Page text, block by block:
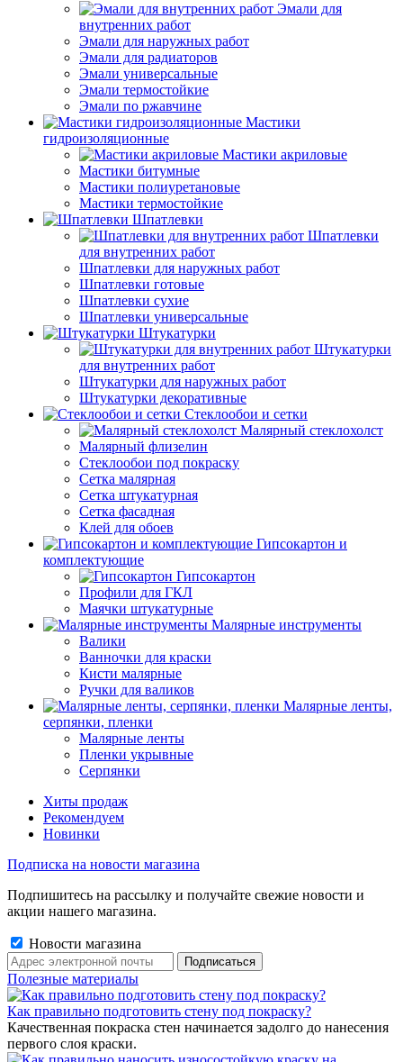
Эмали для
внутренних работ
Эмали для наружных работ
Эмали для радиаторов
Эмали универсальные
Эмали термостойкие
Эмали по ржавчине
Мастики
гидроизоляционные
Мастики акриловые
Мастики битумные
Мастики полиуретановые
Мастики термостойкие
Шпатлевки
Шпатлевки
для внутренних работ
Шпатлевки для наружных работ
Шпатлевки готовые
Шпатлевки сухие
Шпатлевки универсальные
Штукатурки
Штукатурки
для внутренних работ
Штукатурки для наружных работ
Штукатурки декоративные
Стеклообои и сетки
Малярный стеклохолст
Малярный флизелин
Стеклообои под покраску
Сетка малярная
Сетка штукатурная
Сетка фасадная
Клей для обоев
Гипсокартон и
комплектующие
Гипсокартон
Профили для ГКЛ
Маячки штукатурные
Малярные инструменты
Валики
Ванночки для краски
Кисти малярные
Ручки для валиков
Малярные ленты,
серпянки, пленки
Малярные ленты
Пленки укрывные
Серпянки
Хиты продаж
Рекомендуем
Новинки
Подписка на новости магазина
Подпишитесь на рассылку и получайте свежие новости и
акции нашего магазина.
Новости магазина
Полезные материалы
Как правильно подготовить стену под покраску?
Качественная покраска стен начинается задолго до нанесения
первого слоя краски.